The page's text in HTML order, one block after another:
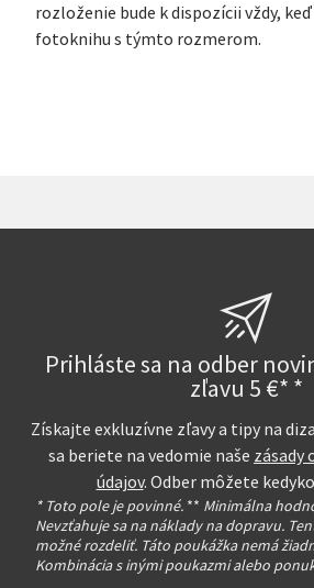
rozloženie bude k dispozícii vždy,
fotoknihu s týmto rozmerom.
Prihláste sa na odber
zľavu 5 €* *
Získajte exkluzívne zľavy a tipy na
sa beriete na vedomie naše zásady
údajov. Odber môžete
* Toto pole je povinné. ** Minimálna
Nevzťahuje sa na náklady na dopravu.
možné rozdeliť. Táto poukážka nemá
Kombinácia s inými poukazmi alebo